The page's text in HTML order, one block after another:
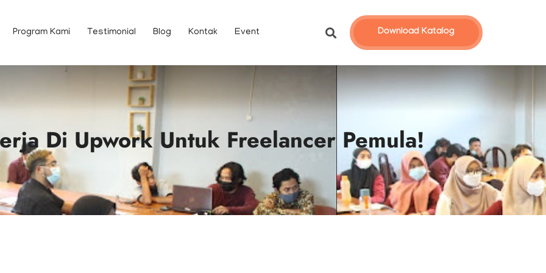
Program Kami Testimonial Blog Kontak Event Download Katalog
Di Upwork Untuk Freelancer Pemula!